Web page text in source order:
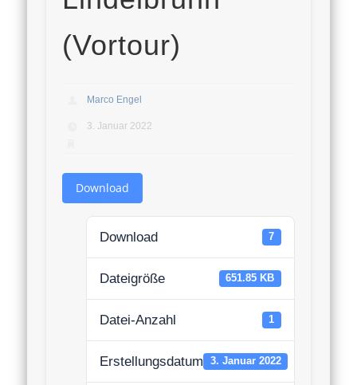
(Vortour)
Marco Engel
3. Januar 2022
Download
Download 7
Dateigröße 651.85 KB
Datei-Anzahl 1
Erstellungsdatum 3. Januar 2022